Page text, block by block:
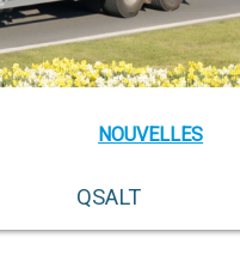
QSALT
NOUVELLES